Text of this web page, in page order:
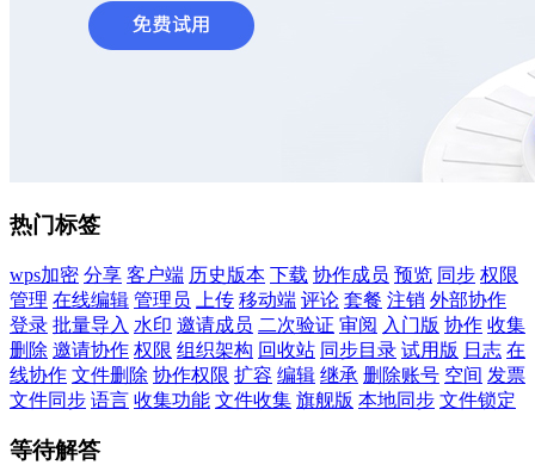
热门标签
wps加密 分享 客户端 历史版本 下载 协作成员 预览 同步 权限
管理 在线编辑 管理员 上传 移动端 评论 套餐 注销 外部协作
登录 批量导入 水印 邀请成员 二次验证 审阅 入门版 协作 收集
删除 邀请协作 权限 组织架构 回收站 同步目录 试用版 日志 在
线协作 文件删除 协作权限 扩容 编辑 继承 删除账号 空间 发票
文件同步 语言 收集功能 文件收集 旗舰版 本地同步 文件锁定
等待解答